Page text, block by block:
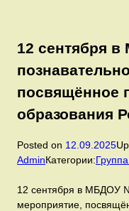
12 сентября
посвящённое
образования
Posted on 12.09.2025
AdminКатегории:
12 сентября в МБДОУ
мероприятие,